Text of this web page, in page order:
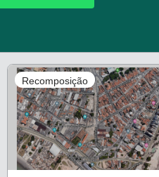
Recomposição